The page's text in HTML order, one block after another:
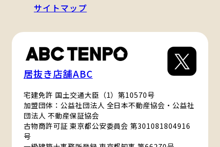
サイトマップ
居抜き店舗ABC
宅建免許 国土交通大臣（1）第10570号
加盟団体：公益社団法人 全日本不動産協会・公益社
団法人 不動産保証協会
古物商許可証 東京都公安委員会 第301081804916
号